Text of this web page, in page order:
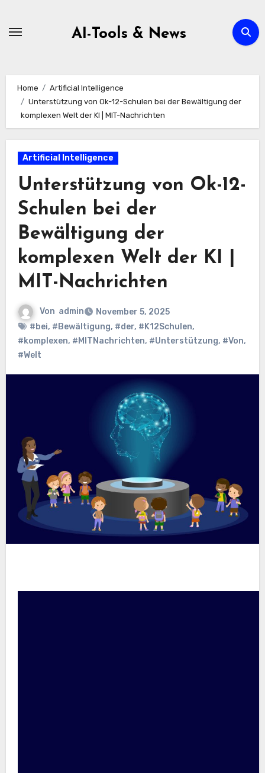
AI-Tools & News
Home
Artificial Intelligence
Unterstützung von Ok-12-Schulen bei der Bewältigung der
komplexen Welt der KI | MIT-Nachrichten
Artificial Intelligence
Unterstützung von Ok-12-
Schulen bei der
Bewältigung der
komplexen Welt der KI |
MIT-Nachrichten
Von admin
November 5, 2025
#bei, #Bewältigung, #der, #K12Schulen,
#komplexen, #MITNachrichten, #Unterstützung, #Von,
#Welt